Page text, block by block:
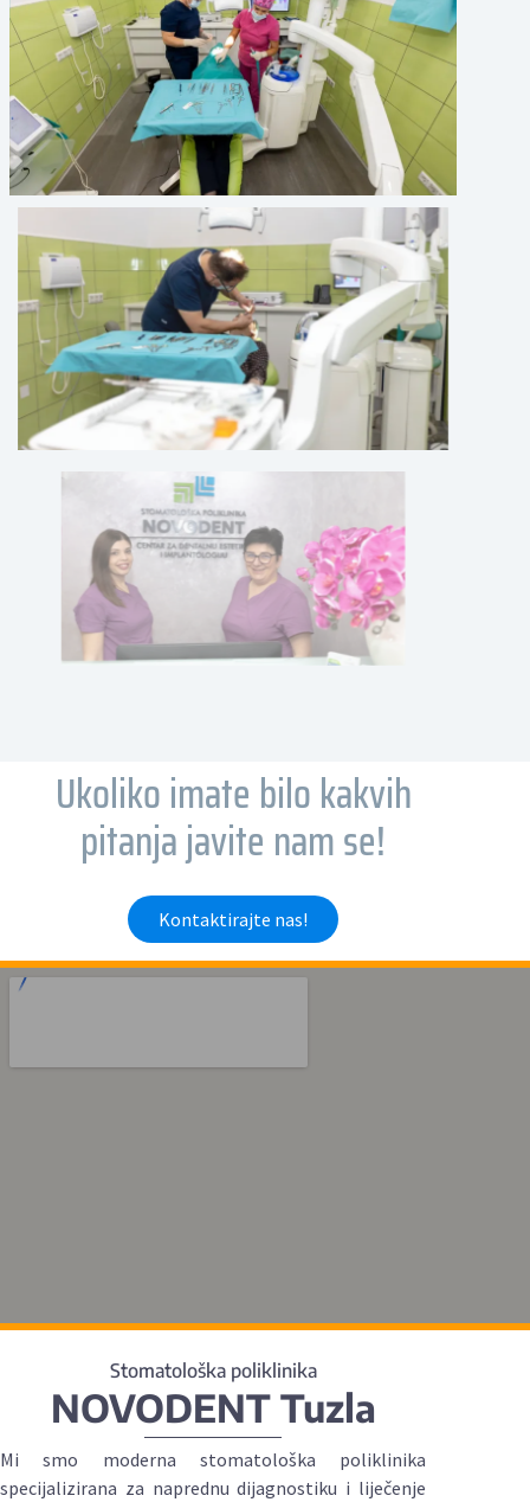
Ukoliko imate bilo kakvih
pitanja javite nam se!
Kontaktirajte nas!
Stomatološka poliklinika
NOVODENT Tuzla
Mi smo moderna stomatološka poliklinika
specijalizirana za naprednu dijagnostiku i liječenje